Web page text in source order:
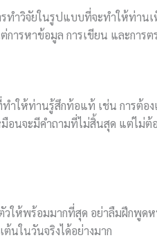
ทำวิจัยในรูปแบบที่จะทำให้ท่าน
การหาข้อมูล การเขียน และการต
ำให้ท่านรู้สึกท้อแท้ เช่น การต้อง
นจะมีคำถามที่ไม่สิ้นสุด แต่ไม่ต้
วให้พร้อมมากที่สุด อย่าลืมฝึกพูด
นในวันจริงได้อย่างมาก